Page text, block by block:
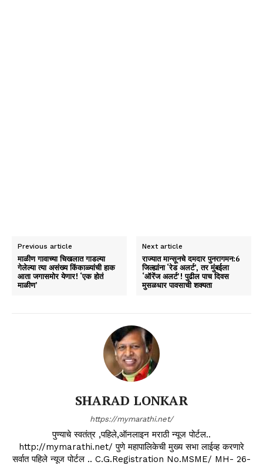
Previous article
माळीण गावाच्या चिखलात गाडल्या
गेलेल्या त्या असंख्य किंकाळ्यांची हाक
आता जगासमोर येणार! ‘एक होतं
माळीण’
Next article
राज्यात मान्सूनचे दमदार पुनरागमन:6
जिल्ह्यांना ‘रेड अलर्ट’, तर मुंबईला
‘ऑरेंज अलर्ट’! पुढील पाच दिवस
मुसळधार पावसाची शक्यता
SHARAD LONKAR
https://mymarathi.net/
पुण्याचे स्वतंत्र ,पहिले,ऑनलाइन मराठी न्यूज पोर्टल..
http://mymarathi.net/ पुणे महापालिकेची मुख्य सभा लाईव्ह करणारे
सर्वात पहिले न्यूज पोर्टल .. C.G.Registration No.MSME/ MH- 26-